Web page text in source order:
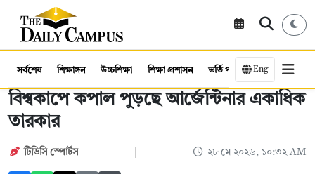
সর্বশেষ শিক্ষাঙ্গন উচ্চশিক্ষা শিক্ষা প্রশাসন ভর্তি পরীক্ষা কর্মসংস্থান
Eng
বিশ্বকাপে কপাল পুড়ছে আর্জেন্টিনার একাধিক
তারকার
টিডিসি স্পোর্টস ২৮ মে ২০২৬, ১০:৩২ AM